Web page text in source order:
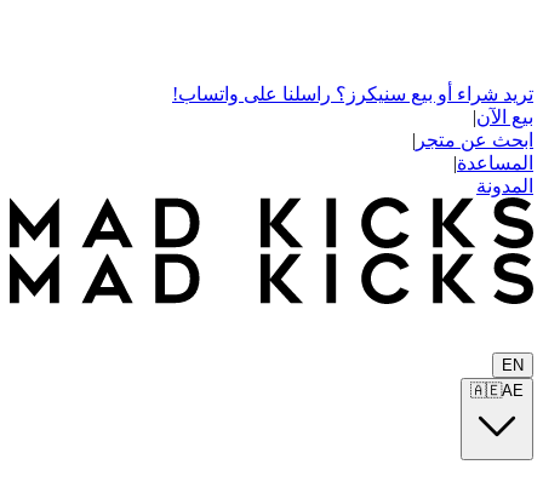
تريد شراء أو بيع سنيكرز؟ راسلنا على واتساب!
بيع الآن|
ابحث عن متجر |
المساعدة|
المدونة
EN
🇦🇪AE